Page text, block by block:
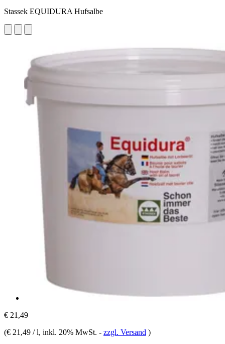
Stassek EQUIDURA Hufsalbe
€ 21,49
(€ 21,49 / l, inkl. 20% MwSt. - zzgl. Versand )